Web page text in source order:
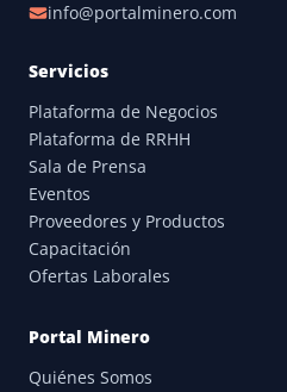
info@portalminero.com
Servicios
Plataforma de Negocios
Plataforma de RRHH
Sala de Prensa
Eventos
Proveedores y Productos
Capacitación
Ofertas Laborales
Portal Minero
Quiénes Somos